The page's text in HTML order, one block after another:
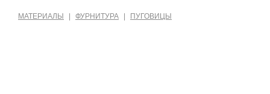
МАТЕРИАЛЫ ФУРНИТУРА ПУГОВИЦЫ